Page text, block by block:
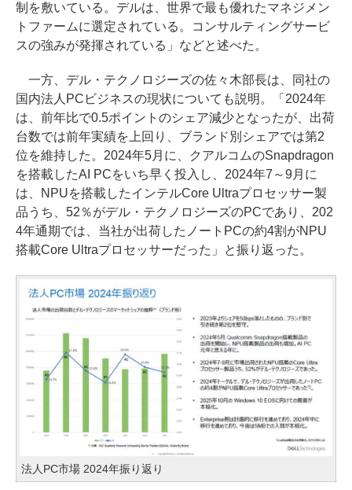
制を敷いている。デルは、世界で最も優れたマネジメン
トファームに選定されている。コンサルティングサービ
スの強みが発揮されている」などと述べた。
一方、デル・テクノロジーズの佐々木部長は、同社の
国内法人PCビジネスの現状についても説明。「2024年
は、前年比で0.5ポイントのシェア減少となったが、出荷
台数では前年実績を上回り、ブランド別シェアでは第2
位を維持した。2024年5月に、クアルコムのSnapdragon
を搭載したAI PCをいち早く投入し、2024年7～9月に
は、NPUを搭載したインテルCore Ultraプロセッサー製
品うち、52％がデル・テクノロジーズのPCであり、202
4年通期では、当社が出荷したノートPCの約4割がNPU
搭載Core Ultraプロセッサーだった」と振り返った。
法人PC市場 2024年振り返り